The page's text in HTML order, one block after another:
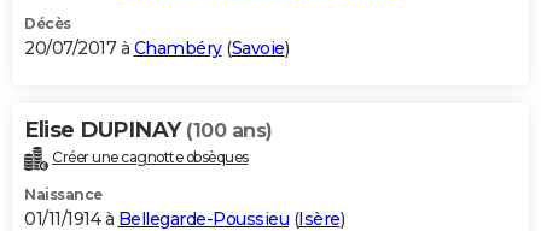
Décès
20/07/2017 à Chambéry(Savoie)
Elise DUPINAY (100 ans)
Créer une cagnotte obsèques
Naissance
01/11/1914 à Bellegarde-Poussieu (Isère)